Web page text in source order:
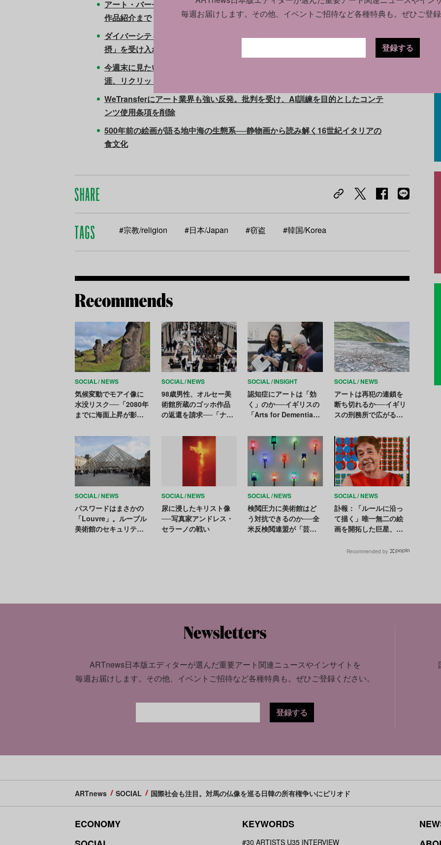
アート・バーゼル 2023を総括！ 大手ギャラリーの販売状況から、注目の作家・
作品紹介まで
ダイバーシティ推進のための美術展が中止に。フロリダの大学が「多様性と包
摂」を受け入れず
今週末に見たいアートイベントTOP5: 貴重な資料でたどる高田賢三の仕事と生
涯、リクリット・ティラヴァニら5人が表現する「物質性と言語」
WeTransferにアート業界も強い反発。批判を受け、AI訓練を目的としたコンテ
ンツ使用条項を削除
500年前の絵画が語る地中海の生態系──静物画から読み解く16世紀イタリアの
食文化
#宗教/religion #日本/Japan #窃盗 #韓国/Korea
SOCIAL NEWS
気候変動でモアイ像に
水没リスク──「2080年
までに海面上昇が影
SOCIAL NEWS
98歳男性、オルセー美
術館所蔵のゴッホ作品
の返還を請求──「ナチ
SOCIAL INSIGHT
認知症にアートは「効
く」のか──イギリスの
「Arts for Dementia」
とアートの最前線
Vol.7】
SOCIAL NEWS
アートは再犯の連鎖を
断ち切れるか──イギリ
スの刑務所で広がる社
SOCIAL NEWS
パスワードはまさかの
「Louvre」。ルーブル
美術館のセキュリティ
SOCIAL NEWS
尿に浸したキリスト像
──写真家アンドレス・
セラーノの戦い
SOCIAL NEWS
検閲圧力に美術館はど
う対抗できるのか──全
米反検閲連盟が「芸術
SOCIAL NEWS
訃報：「ルールに沿っ
て描く」唯一無二の絵
画を開拓した巨星、ジ
ットが死去。日本には
Recommended by
ARTnews日本版エディターが選んだ重要アート関連ニュースやインサイトを
毎週お届けします。 その他、イベントご招待など各種特典も。 ぜひご登録ください。
登録する
ARTnews SOCIAL 国際社会も注目。対馬の仏像を巡る日韓の所有権争いにピリオド
毎週お届けします。 その他、イベントご招待など各種特典も。ぜひご登
登録する
ECONOMY
KEYWORDS
#30 ARTISTS U35 INTERVIEW